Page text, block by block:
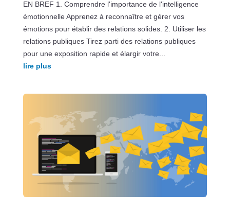
EN BREF 1. Comprendre l'importance de l'intelligence
émotionnelle Apprenez à reconnaître et gérer vos
émotions pour établir des relations solides. 2. Utiliser les
relations publiques Tirez parti des relations publiques
pour une exposition rapide et élargir votre...
lire plus